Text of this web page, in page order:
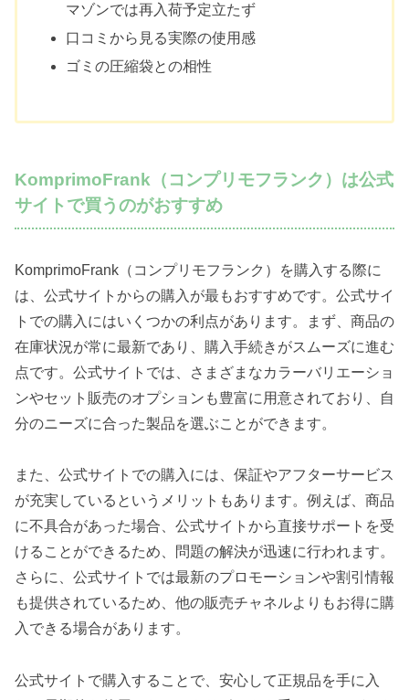
マゾンでは再入荷予定立たず
口コミから見る実際の使用感
ゴミの圧縮袋との相性
KomprimoFrank（コンプリモフランク）は公式
サイトで買うのがおすすめ
KomprimoFrank（コンプリモフランク）を購入する際に
は、公式サイトからの購入が最もおすすめです。公式サイ
トでの購入にはいくつかの利点があります。まず、商品の
在庫状況が常に最新であり、購入手続きがスムーズに進む
点です。公式サイトでは、さまざまなカラーバリエーショ
ンやセット販売のオプションも豊富に用意されており、自
分のニーズに合った製品を選ぶことができます。
また、公式サイトでの購入には、保証やアフターサービス
が充実しているというメリットもあります。例えば、商品
に不具合があった場合、公式サイトから直接サポートを受
けることができるため、問題の解決が迅速に行われます。
さらに、公式サイトでは最新のプロモーションや割引情報
も提供されているため、他の販売チャネルよりもお得に購
入できる場合があります。
公式サイトで購入することで、安心して正規品を手に入